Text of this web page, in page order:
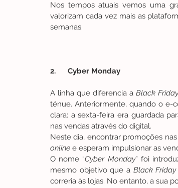
Nos tempos atuais vemos uma
valorizam cada vez mais as
semanas.
2.      Cyber Monday
A linha que diferencia a Black
ténue. Anteriormente, quando o e-
clara: a sexta-feira era guardada
nas vendas através do digital.
online e esperam impulsionar as
O nome “Cyber Monday” foi
mesmo objetivo que a Black Friday
correria às lojas. No entanto, a sua